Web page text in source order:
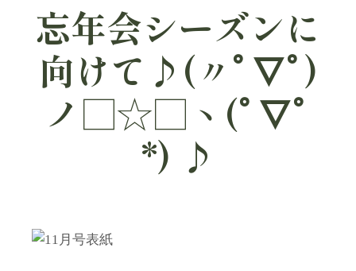
忘年会シーズンに
向けて♪(〃ﾟ∇ﾟ)
ノ□☆□ヽ(ﾟ∇ﾟ
*) ♪